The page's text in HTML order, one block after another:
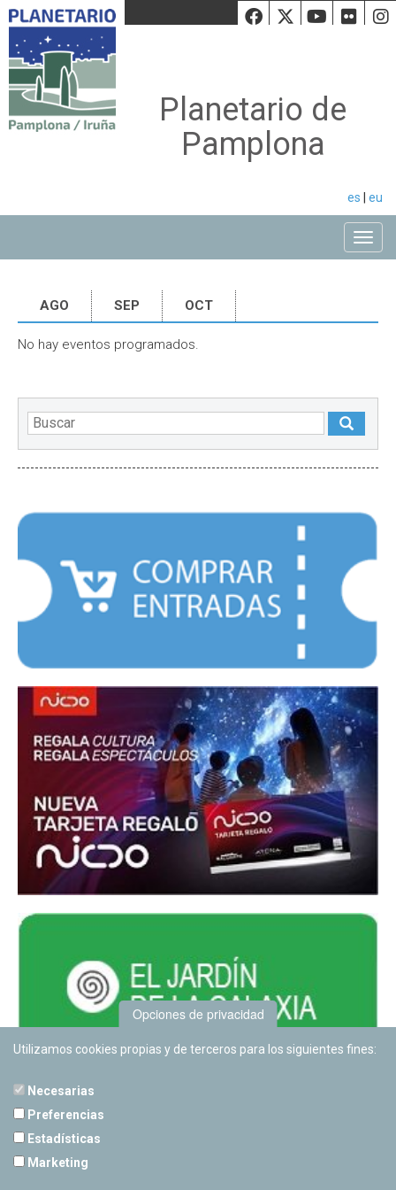
Facebook
Twiiter
Planetario de
Pamplona
es eu
AGO SEP OCT
No hay eventos programados.
Opciones de privacidad
Utilizamos cookies propias y de terceros para los siguientes fines:
Necesarias
Preferencias
Estadísticas
Marketing